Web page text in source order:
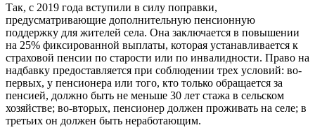
Так, с 2019 года вступили в силу поправки,
предусматривающие дополнительную пенсионную
поддержку для жителей села. Она заключается в повышении
на 25% фиксированной выплаты, которая устанавливается к
страховой пенсии по старости или по инвалидности. Право на
надбавку предоставляется при соблюдении трех условий: во-
первых, у пенсионера или того, кто только обращается за
пенсией, должно быть не меньше 30 лет стажа в сельском
хозяйстве; во-вторых, пенсионер должен проживать на селе; в
третьих он должен быть неработающим.